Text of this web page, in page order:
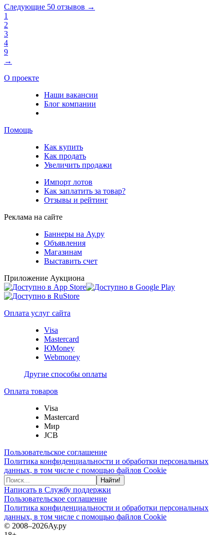
Следующие 50 отзывов →
1
2
3
4
9
→
О проекте
Наши вакансии
Блог компании
Помощь
Как купить
Как продать
Увеличить продажи
Импорт лотов
Как заплатить за товар?
Отзывы и рейтинг
Реклама на сайте
Баннеры на Ау.ру
Объявления
Магазинам
Выставить счет
Приложение Аукциона
Оплата услуг сайта
Visa
Mastercard
ЮMoney
Webmoney
Другие способы оплаты
Оплата товаров
Visa
Mastercard
Мир
JCB
Пользовательское соглашение
Политика конфиденциальности и обработки персональных
данных, в том числе с помощью файлов Cookie
Найти!
Написать в Службу поддержки
Пользовательское соглашение
Политика конфиденциальности и обработки персональных
данных, в том числе с помощью файлов Cookie
© 2008–2026Ау.ру